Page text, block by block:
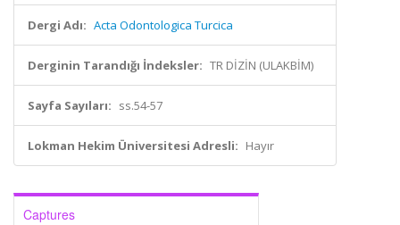
Dergi Adı: Acta Odontologica Turcica
Derginin Tarandığı İndeksler: TR DİZİN (ULAKBİM)
Sayfa Sayıları: ss.54-57
Lokman Hekim Üniversitesi Adresli: Hayır
Captures